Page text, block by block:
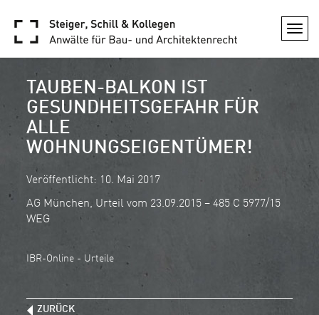
TAUBEN-BALKON IST
GESUNDHEITSGEFAHR FÜR
ALLE
WOHNUNGSEIGENTÜMER!
Veröffentlicht: 10. Mai 2017
AG München, Urteil vom 23.09.2015 – 485 C 5977/15
WEG
IBR-Online - Urteile
ZURÜCK